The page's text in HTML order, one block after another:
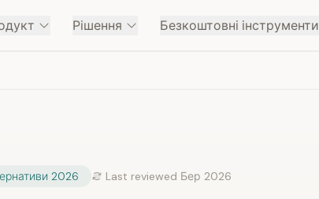
Рішення Безкоштовні інструменти
2026 Last reviewed Бер 2026